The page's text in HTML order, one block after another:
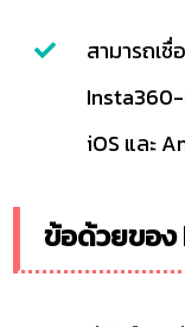
สามารถเ
Insta360-
iOS และ
ข้อด้วยของ